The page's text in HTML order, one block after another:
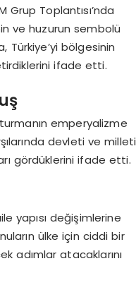
Toplantısı’nda
ve huzurun sembolü
Türkiye’yi bölgesinin
ifade etti.
emperyalizme
devleti ve milleti
gördüklerini ifade etti.
yapısı değişimlerine
ülke için ciddi bir
adımlar atacaklarını